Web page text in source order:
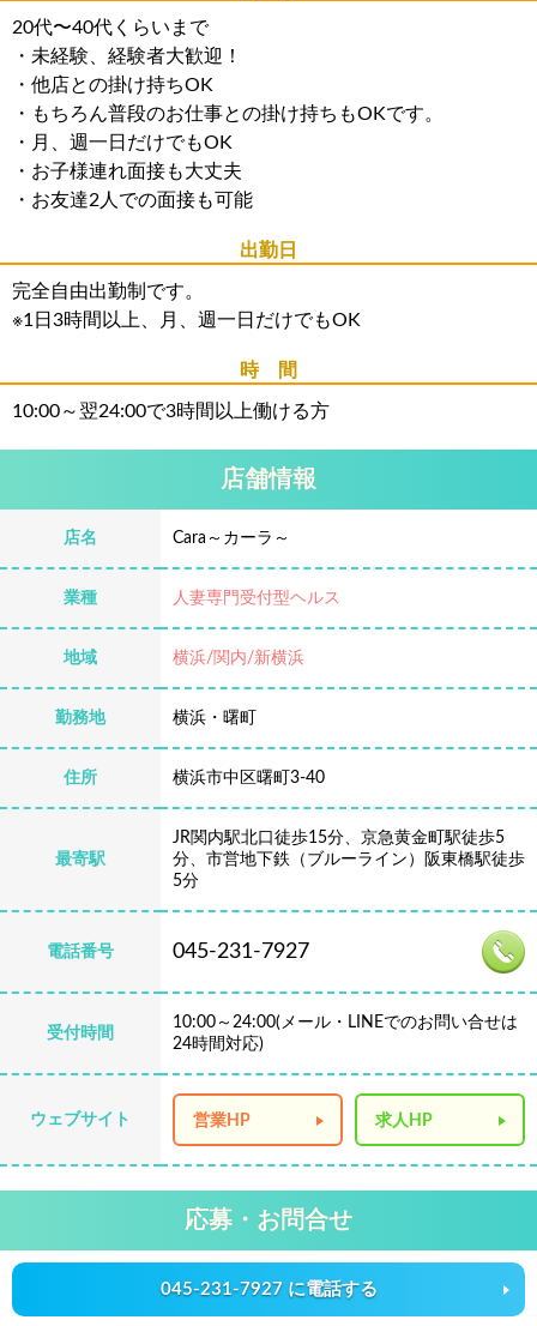
20代〜40代くらいまで
・未経験、経験者大歓迎！
・他店との掛け持ちOK
・もちろん普段のお仕事との掛け持ちもOKです。
・月、週一日だけでもOK
・お子様連れ面接も大丈夫
・お友達2人での面接も可能
出勤日
完全自由出勤制です。
※1日3時間以上、月、週一日だけでもOK
時 間
10:00～翌24:00で3時間以上働ける方
店舗情報
店名 Cara～カーラ～
業種 人妻専門受付型ヘルス
地域 横浜/関内/新横浜
勤務地 横浜・曙町
住所 横浜市中区曙町3-40
最寄駅
JR関内駅北口徒歩15分、京急黄金町駅徒歩5
分、市営地下鉄（ブルーライン）阪東橋駅徒歩
5分
電話番号 045-231-7927
受付時間
10:00～24:00(メール・LINEでのお問い合せは
24時間対応)
ウェブサイト 営業HP 求人HP
応募・お問合せ
045-231-7927 に電話する